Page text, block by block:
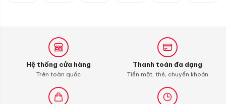
Hệ thống cửa hàng
Trên toàn quốc
Thanh toán đa dạng
Tiền mặt, thẻ, chuyển khoản